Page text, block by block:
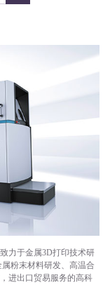
力于金属3D打印技术研
粉末材料研发、高温合
进出口贸易服务的高科